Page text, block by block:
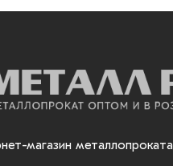
магазин металлопроката